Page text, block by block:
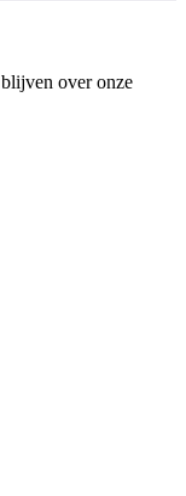
over onze